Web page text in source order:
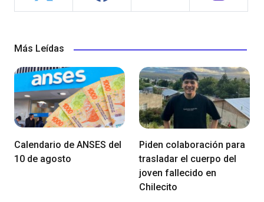
Más Leídas
Calendario de ANSES del
10 de agosto
Piden colaboración para
trasladar el cuerpo del
joven fallecido en
Chilecito